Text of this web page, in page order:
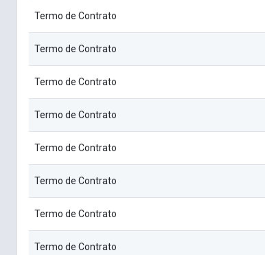
Termo de Contrato
Termo de Contrato
Termo de Contrato
Termo de Contrato
Termo de Contrato
Termo de Contrato
Termo de Contrato
Termo de Contrato